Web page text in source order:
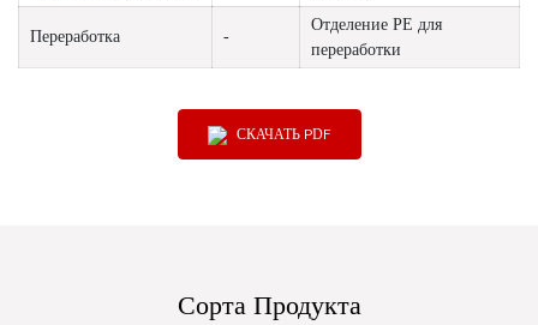
Переработка -
Отделение PE для
переработки
СКАЧАТЬ PDF
Сорта Продукта